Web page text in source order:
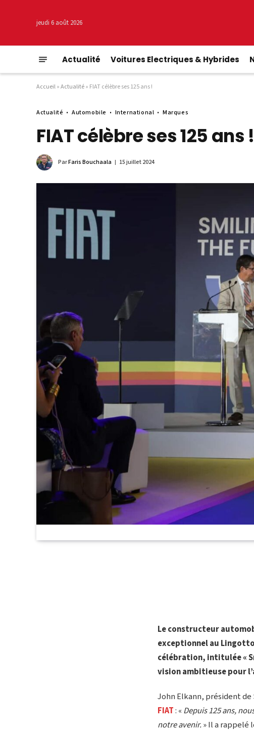
jeudi 6 août 2026
Actualité Voitures Electriques & Hybrides
Accueil»Actualité» FIAT célèbre ses 125 ans !
Actualité Automobile International Marques
FIAT célèbre ses 125 ans !
ParFaris Bouchaala 15 juillet 2024
Le constructeur
exceptionnel au
célébration, intitulée «
vision ambitieuse pour
John Elkann, président
FIAT: «Depuis 125 ans,
notre avenir.» Il a rappelé